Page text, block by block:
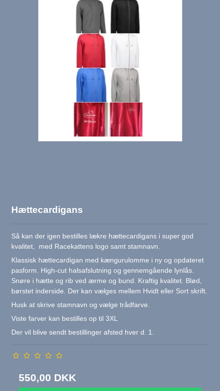
Hættecardigans
Så kan der igen bestilles lækre hættecardigans i super god
kvalitet, med Racekattens logo samt stamnavn.
Klassisk hættecardigan med kængurulomme i ny og opdateret
pasform. High-cut halsafslutning og gennemgående lynlås.
Snøre i hætte og rib ved ærme og bund. Kraftig kvalitet. Blød,
børstet inderside. Der kan vælges mellem Hvidt eller Sort skrift.
Husk at skrive stamnavn og vælge trådfarve.
Viste farver kan bestilles op til 3XL
Der vil blive sendt bestillinger afsted hver d. 1.
550,00 DKK